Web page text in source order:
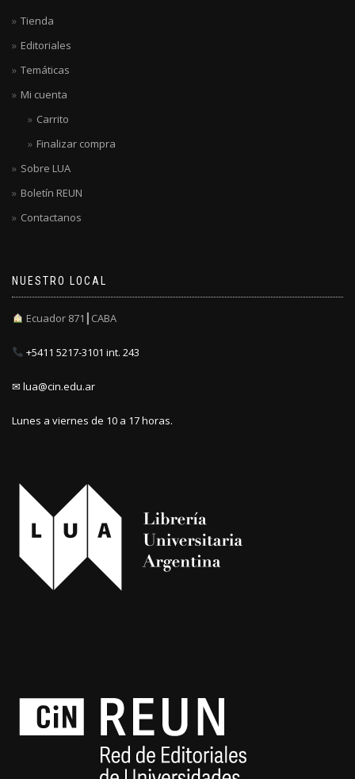
Tienda
Editoriales
Temáticas
Mi cuenta
Carrito
Finalizar compra
Sobre LUA
Boletín REUN
Contactanos
NUESTRO LOCAL
Ecuador 871┃CABA
+5411 5217-3101 int. 243
✉ lua@cin.edu.ar
Lunes a viernes de 10 a 17 horas.